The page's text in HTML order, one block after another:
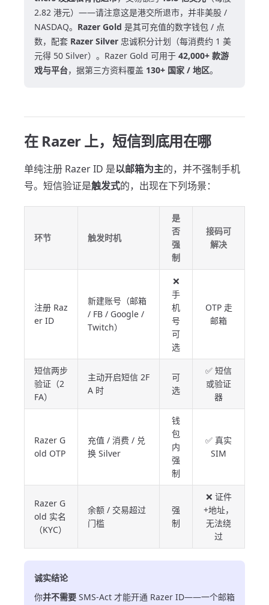
2.82 港元）——请注意这是港交所退市，并非美股 /
NASDAQ。 Razer Gold 是其可充值的数字钱包 / 点
数，配套 Razer Silver 忠诚积分计划（每消费约 1 美
元得 50 Silver）。Razer Gold 可用于 42,000+ 款游
戏与平台，据第三方资料覆盖 130+ 国家 / 地区。
在 Razer 上，短信到底用在哪
单纯注册 Razer ID 是以邮箱为主的，并不强制手机
号。短信验证是触发式的，出现在下列场景：
环节 触发时机
是
否
强
制
接码可
解决
注册 Raz
er ID
新建账号（邮箱
/ FB / Google /
Twitch）
❌
手
机
号
可
选
OTP 走
邮箱
短信两步
验证（2
FA）
主动开启短信 2F
A 时
可
选
✅ 短信
或验证
器
Razer G
old OTP
充值 / 消费 / 兑
换 Silver
钱
包
内
强
制
✅ 真实
SIM
Razer G
old 实名
（KYC）
余额 / 交易超过
门槛
强
制
❌ 证件
+地址，
无法绕
过
诚实结论
你并不需要 SMS-Act 才能开通 Razer ID——一个邮箱